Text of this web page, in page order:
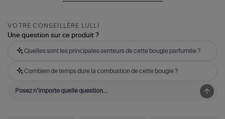
VOTRE CONSEILLÈRE LULLI
Une question sur ce produit ?
Quelles sont les principales senteurs de cette bougie parfumée ?
Combien de temps dure la combustion de cette bougie ?